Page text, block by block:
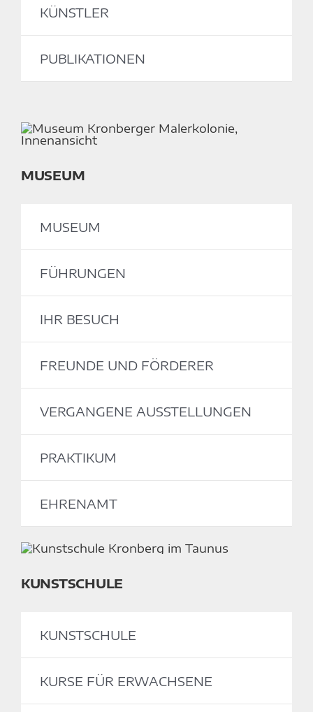
KÜNSTLER
PUBLIKATIONEN
MUSEUM
MUSEUM
FÜHRUNGEN
IHR BESUCH
FREUNDE UND FÖRDERER
VERGANGENE AUSSTELLUNGEN
PRAKTIKUM
EHRENAMT
KUNSTSCHULE
KUNSTSCHULE
KURSE FÜR ERWACHSENE